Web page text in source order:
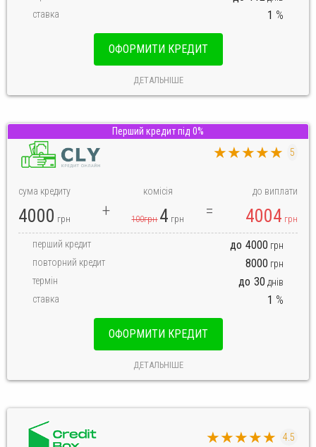
ставка
1 %
ОФОРМИТИ КРЕДИТ
ДЕТАЛЬНІШЕ
★★★★★ 5
до виплати
4004 грн
сума кредиту
4000 грн
комісія
100грн 4 грн
перший кредит до 4000 грн
повторний кредит
8000 грн
термін
до 30 днів
ставка
1 %
Перший кредит під 0%
ОФОРМИТИ КРЕДИТ
ДЕТАЛЬНІШЕ
★★★★★ 4.5